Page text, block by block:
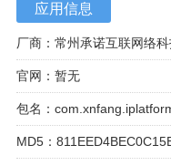
应用信息
厂商：常州承诺互联网络
官网：暂无
包名：
MD5：